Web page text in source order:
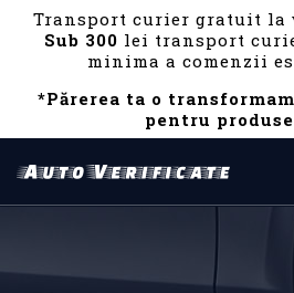
Transport curier gratuit la
Sub 300 lei transport
minima a comenzii
*Părerea ta o
pentru